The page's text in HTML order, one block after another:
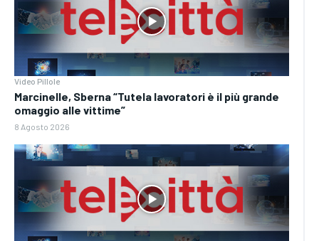
Video Pillole
Marcinelle, Sberna “Tutela lavoratori è il più grande
omaggio alle vittime”
8 Agosto 2026